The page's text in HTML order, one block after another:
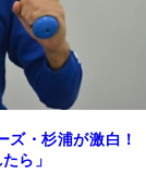
ズ・杉浦が激白！
ら」